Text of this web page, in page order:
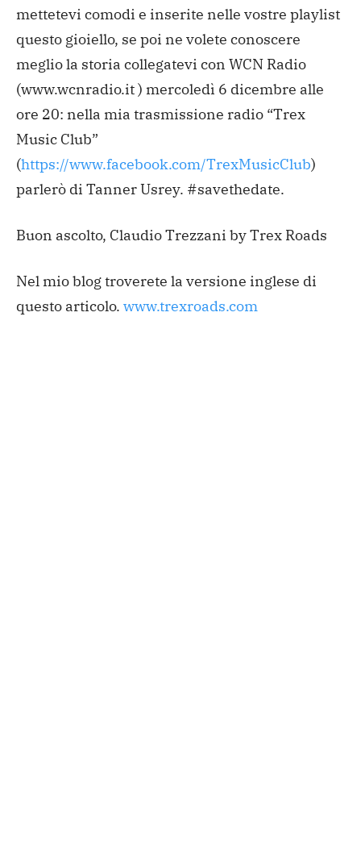
mettetevi comodi e inserite nelle vostre playlist
questo gioiello, se poi ne volete conoscere
meglio la storia collegatevi con WCN Radio
(www.wcnradio.it ) mercoledì 6 dicembre alle
ore 20: nella mia trasmissione radio “Trex
Music Club”
(https://www.facebook.com/TrexMusicClub)
parlerò di Tanner Usrey. #savethedate.
Buon ascolto, Claudio Trezzani by Trex Roads
Nel mio blog troverete la versione inglese di
questo articolo. www.trexroads.com